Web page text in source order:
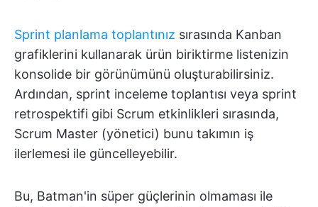
Sprint planlama toplantınız sırasında Kanban
grafiklerini kullanarak ürün biriktirme listenizin
konsolide bir görünümünü oluşturabilirsiniz.
Ardından, sprint inceleme toplantısı veya sprint
retrospektifi gibi Scrum etkinlikleri sırasında,
Scrum Master (yönetici) bunu takımın iş
ilerlemesi ile güncelleyebilir.
Bu, Batman'in süper güçlerinin olmaması ile